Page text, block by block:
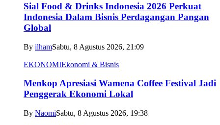
Sial Food & Drinks Indonesia 2026 Perkuat
Indonesia Dalam Bisnis Perdagangan Pangan
Global
By ilhamSabtu, 8 Agustus 2026, 21:09
EKONOMIEkonomi & Bisnis
Menkop Apresiasi Wamena Coffee Festival Jadi
Penggerak Ekonomi Lokal
By NaomiSabtu, 8 Agustus 2026, 19:38